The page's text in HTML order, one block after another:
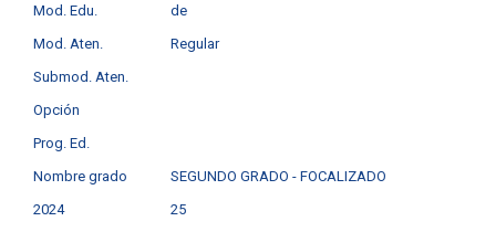
Mod. Edu.
de
Mod. Aten.
Regular
Submod. Aten.
Opción
Prog. Ed.
Nombre grado
SEGUNDO GRADO - FOCALIZADO
2024
25